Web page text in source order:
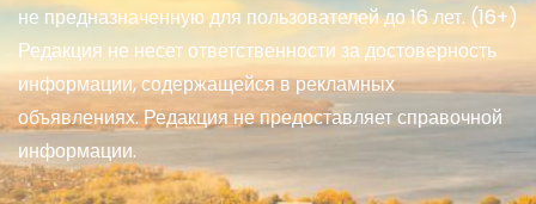
не предназначенную для пользователей до 16 лет. (16+)
Редакция не несет ответственности за достоверность
информации, содержащейся в рекламных
объявлениях. Редакция не предоставляет справочной
информации.